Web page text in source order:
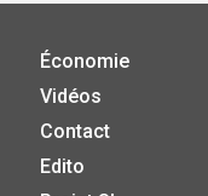
Économie
Vidéos
Contact
Edito